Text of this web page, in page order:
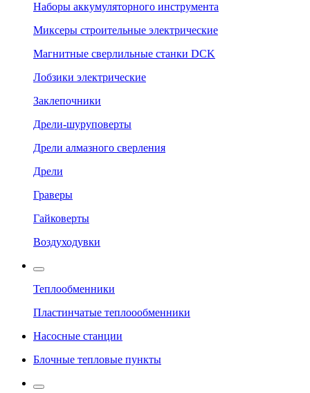
Наборы аккумуляторного инструмента
Миксеры строительные электрические
Магнитные сверлильные станки DCK
Лобзики электрические
Заклепочники
Дрели-шуруповерты
Дрели алмазного сверления
Дрели
Граверы
Гайковерты
Воздуходувки
Теплообменники
Пластинчатые теплоообменники
Насосные станции
Блочные тепловые пункты